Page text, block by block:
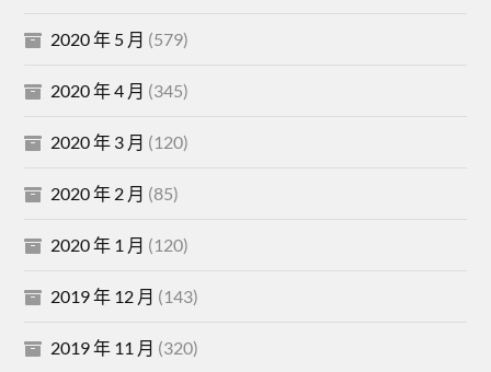
2020 年 5 月 (579)
2020 年 4 月 (345)
2020 年 3 月 (120)
2020 年 2 月 (85)
2020 年 1 月 (120)
2019 年 12 月 (143)
2019 年 11 月 (320)